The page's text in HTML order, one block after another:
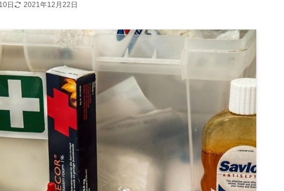
日 2021年12月22日